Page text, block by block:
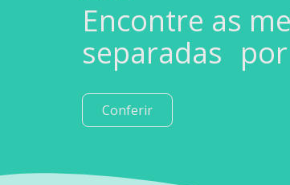
Encontre as
separadas
Conferir